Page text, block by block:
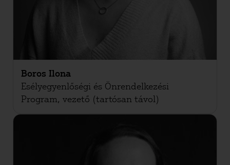
Boros Ilona
Esélyegyenlőségi és Önrendelkezési
Program, vezető (tartósan távol)